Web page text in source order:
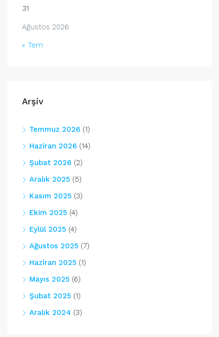
Ağustos 2026
31
« Tem
Arşiv
Temmuz 2026 (1)
Haziran 2026 (14)
Şubat 2026 (2)
Aralık 2025 (5)
Kasım 2025 (3)
Ekim 2025 (4)
Eylül 2025 (4)
Ağustos 2025 (7)
Haziran 2025 (1)
Mayıs 2025 (6)
Şubat 2025 (1)
Aralık 2024 (3)